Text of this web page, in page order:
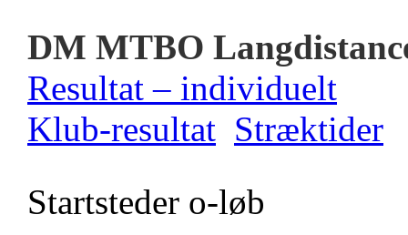
DM MTBO
Resultat – individuelt
Klub-resultat Stræktider
Startsteder o-løb